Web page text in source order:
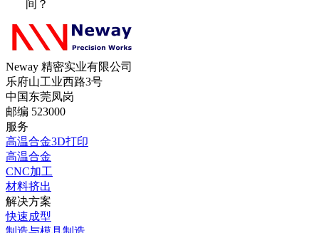
间？
Neway 精密实业有限公司
乐府山工业西路3号
中国东莞凤岗
邮编 523000
服务
高温合金3D打印
高温合金
CNC加工
材料挤出
解决方案
快速成型